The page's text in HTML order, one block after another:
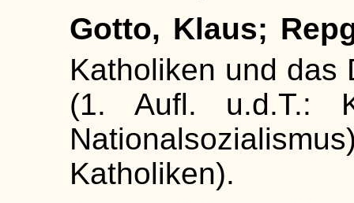
Gotto, Klaus;
Katholiken und
(1. Aufl. u.d.T.:
Katholiken).